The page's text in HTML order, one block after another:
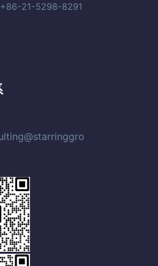
21-5298-8291